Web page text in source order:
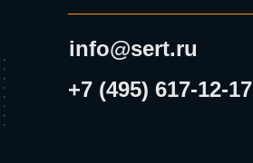
info@sert.ru
+7 (495) 617-12-17